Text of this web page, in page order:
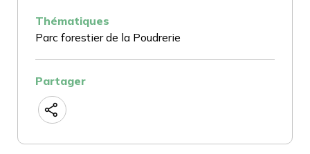
Thématiques
Parc forestier de la Poudrerie
Partager